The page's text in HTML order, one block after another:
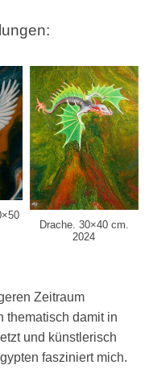
Drache. 30×40 cm.
2024
Zeitraum
thematisch damit in
und künstlerisch
fasziniert mich.